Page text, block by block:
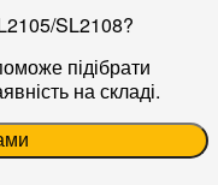
SL2108?
підібрати
на складі.